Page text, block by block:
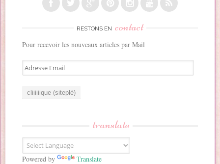
RESTONS EN contact
Pour recevoir les nouveaux articles par Mail
A
d
E
m
a
translate
Powered by Translate